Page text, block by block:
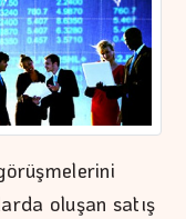
oluşan satış